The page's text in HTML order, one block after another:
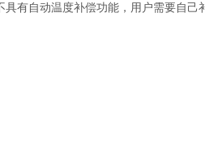
有自动温度补偿功能，用户需要自己